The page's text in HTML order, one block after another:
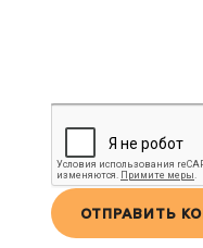
ОТПРАВИТЬ